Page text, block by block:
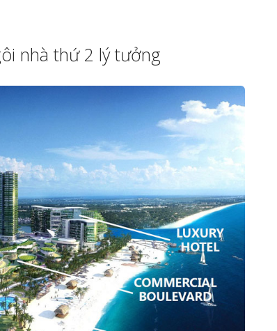
nhà thứ 2 lý tưởng